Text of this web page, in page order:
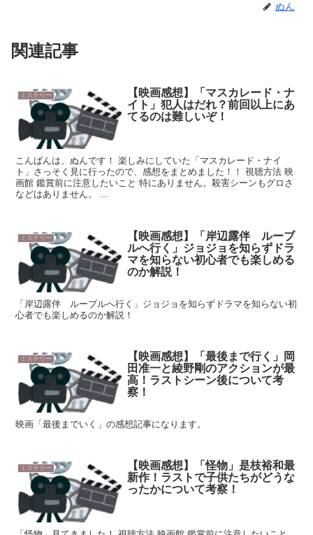
ぬん
関連記事
ミステリー
【映画感想】「マスカレード・ナ
イト」犯人はだれ？前回以上にあ
てるのは難しいぞ！
こんばんは、ぬんです！ 楽しみにしていた「マスカレード・ナイ
ト」さっそく見に行ったので、感想をまとめました！！ 視聴方法 映
画館 鑑賞前に注意したいこと 特にありません。殺害シーンもグロさ
などはありません。 ...
ミステリー
【映画感想】「岸辺露伴 ルーブ
ルへ行く」ジョジョを知らずドラ
マを知らない初心者でも楽しめる
のか解説！
「岸辺露伴 ルーブルへ行く」ジョジョを知らずドラマを知らない初
心者でも楽しめるのか解説！
ミステリー
【映画感想】「最後まで行く」岡
田准一と綾野剛のアクションが最
高！ラストシーン後について考
察！
映画「最後までいく」の感想記事になります。
ミステリー
【映画感想】「怪物」是枝裕和最
新作！ラストで子供たちがどうな
ったかについて考察！